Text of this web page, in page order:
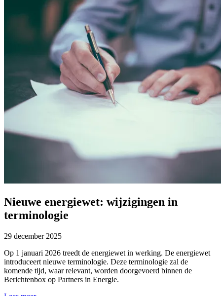
Nieuwe energiewet: wijzigingen in
terminologie
29 december 2025
Op 1 januari 2026 treedt de energiewet in werking. De energiewet
introduceert nieuwe terminologie. Deze terminologie zal de
komende tijd, waar relevant, worden doorgevoerd binnen de
Berichtenbox op Partners in Energie.